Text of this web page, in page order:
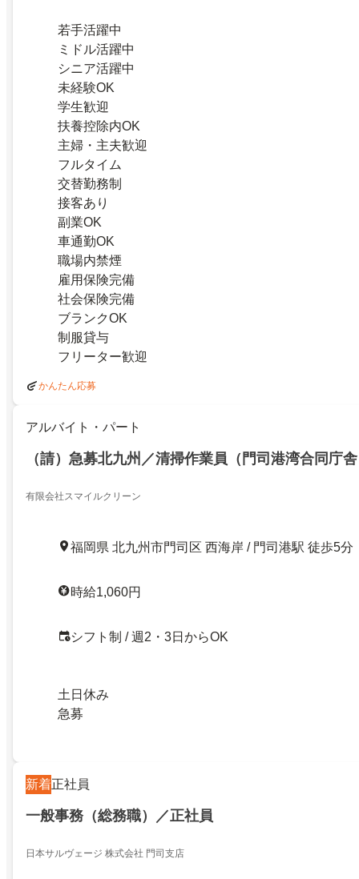
若手活躍中
ミドル活躍中
シニア活躍中
未経験OK
学生歓迎
扶養控除内OK
主婦・主夫歓迎
フルタイム
交替勤務制
接客あり
副業OK
車通勤OK
職場内禁煙
雇用保険完備
社会保険完備
ブランクOK
制服貸与
フリーター歓迎
かんたん応募
アルバイト・パート
（請）急募北九州／清掃作業員（門司港湾合同庁
有限会社スマイルクリーン
福岡県 北九州市門司区 西海岸 / 門司港駅 徒歩5分
時給1,060円
シフト制 / 週2・3日からOK
土日休み
急募
新着正社員
一般事務（総務職）／正社員
日本サルヴェージ 株式会社 門司支店